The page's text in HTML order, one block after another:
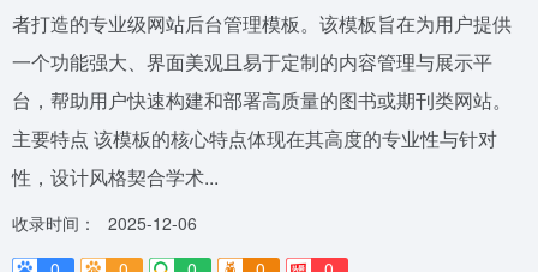
者打造的专业级网站后台管理模板。该模板旨在为用户提供
一个功能强大、界面美观且易于定制的内容管理与展示平
台，帮助用户快速构建和部署高质量的图书或期刊类网站。
主要特点 该模板的核心特点体现在其高度的专业性与针对
性，设计风格契合学术...
收录时间：
2025-12-06